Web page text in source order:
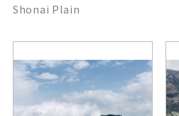
Shonai Plain